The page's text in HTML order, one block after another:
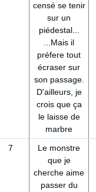
censé se tenir
sur un
piédestal...
...Mais il
préfere tout
écraser sur
son passage.
D'ailleurs, je
crois que ça
le laisse de
marbre
7
Le monstre
que je
cherche aime
passer du